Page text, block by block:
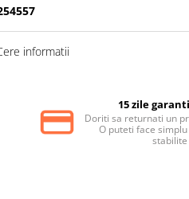
informatii
15 zile
Doriti sa returnati un
O puteti face
stabilite